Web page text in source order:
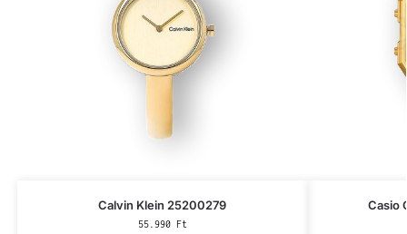
Calvin Klein 25200279
55.990 Ft
Casio